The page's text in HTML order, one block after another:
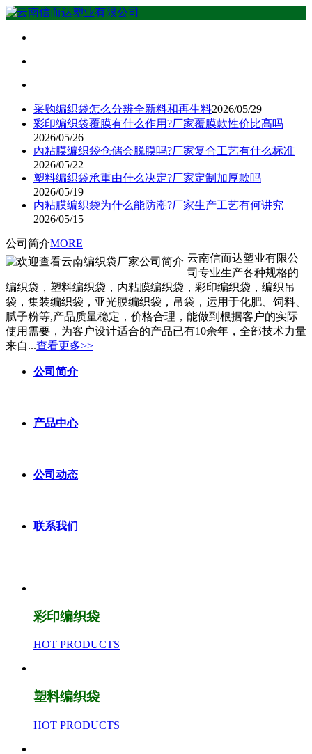
采购编织袋怎么分辨全新料和再生料2026/05/29
彩印编织袋覆膜有什么作用?厂家覆膜款性价比高吗
2026/05/26
內粘膜编织袋仓储会脱膜吗?厂家复合工艺有什么标准
2026/05/22
塑料编织袋承重由什么决定?厂家定制加厚款吗
2026/05/19
内粘膜编织袋为什么能防潮?厂家生产工艺有何讲究
2026/05/15
公司简介MORE
云南信而达塑业有限公
司专业生产各种规格的
编织袋，塑料编织袋，内粘膜编织袋，彩印编织袋，编织吊
袋，集装编织袋，亚光膜编织袋，吊袋，运用于化肥、饲料、
腻子粉等,产品质量稳定，价格合理，能做到根据客户的实际
使用需要，为客户设计适合的产品已有10余年，全部技术力量
来自...查看更多>>
公司简介
产品中心
公司动态
联系我们
彩印编织袋
HOT PRODUCTS
塑料编织袋
HOT PRODUCTS